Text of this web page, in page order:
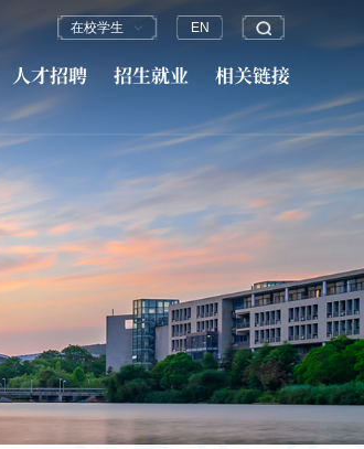
在校学生 EN
人才招聘 招生就业 相关链接